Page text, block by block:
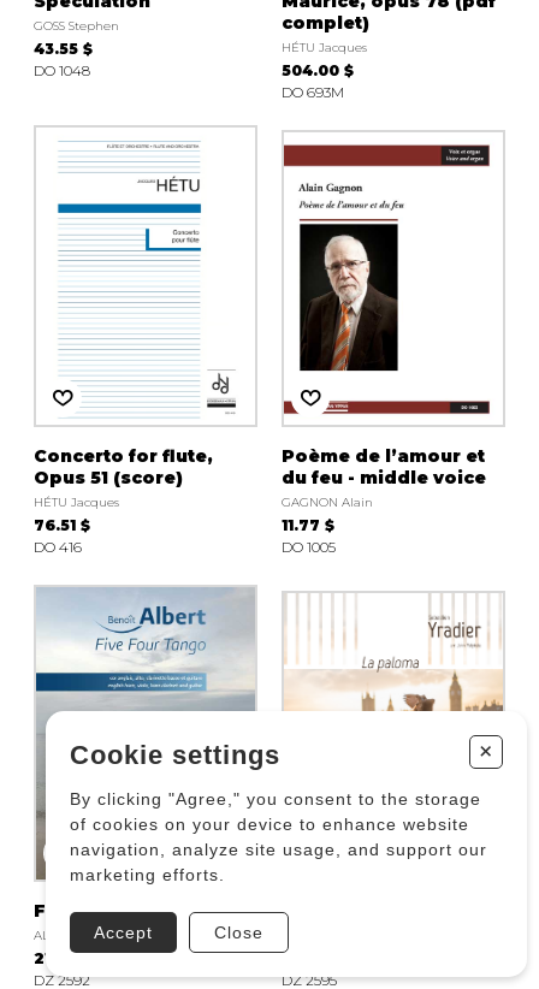
GOSS Stephen
43.55 $
DO 1048
complet)
HÉTU Jacques
504.00 $
DO 693M
Concerto for flute,
Opus 51 (score)
HÉTU Jacques
76.51 $
DO 416
Poème de l’amour et
du feu - middle voice
GAGNON Alain
11.77 $
DO 1005
Five Four Tango
ALBERT Benoit
21.19 $
DZ 2592
La Paloma
14.12 $
DZ 2595
Cookie settings +
By clicking "Agree," you consent to the storage
of cookies on your device to enhance website
navigation, analyze site usage, and support our
marketing efforts.
Accept Close